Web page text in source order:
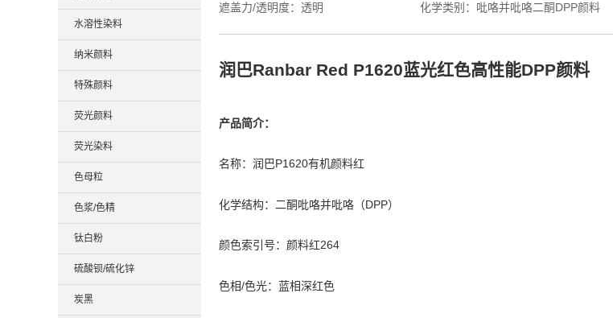
遮盖力/透明度： 透明 化学类别： 吡咯并吡咯二酮DPP颜料
润巴Ranbar Red P1620蓝光红色高性能DPP颜料
产品简介：
名称：润巴P1620有机颜料红
化学结构：二酮吡咯并吡咯（DPP）
颜色索引号：颜料红264
色相/色光：蓝相深红色
水溶性染料
纳米颜料
特殊颜料
荧光颜料
荧光染料
色母粒
色浆/色精
钛白粉
硫酸钡/硫化锌
炭黑